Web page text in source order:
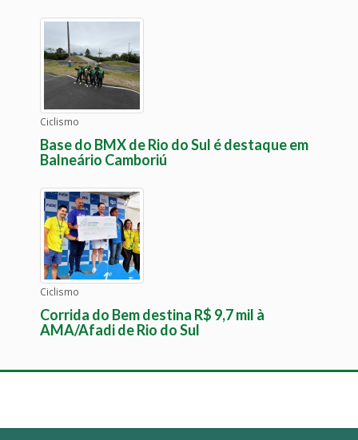
Ciclismo
Base do BMX de Rio do Sul é destaque em
Balneário Camboriú
Ciclismo
Corrida do Bem destina R$ 9,7 mil à
AMA/Afadi de Rio do Sul